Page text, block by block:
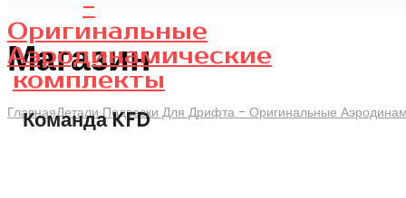
Команда KFD
Магазин
ГлавнаяДетали Подвески Для Дрифта - Оригинальные